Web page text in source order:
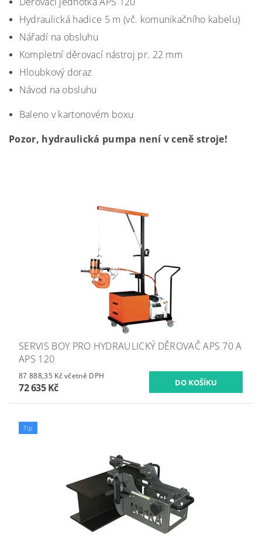
Hydraulická hadice 5 m (vč. komunikačního kabelu)
Nářadí na obsluhu
Kompletní děrovací nástroj pr. 22 mm
Hloubkový doraz
Návod na obsluhu
Baleno v kartonovém boxu
Pozor, hydraulická pumpa není v ceně stroje!
SERVIS BOY PRO HYDRAULICKÝ DĚROVAČ APS 70 A
APS 120
87 888,35 Kč včetně DPH
72 635 Kč
Tip